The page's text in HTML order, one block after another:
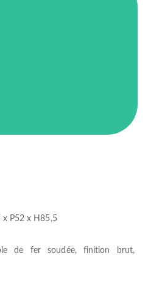
x P52 x H85,5
de fer soudée, finition brut,